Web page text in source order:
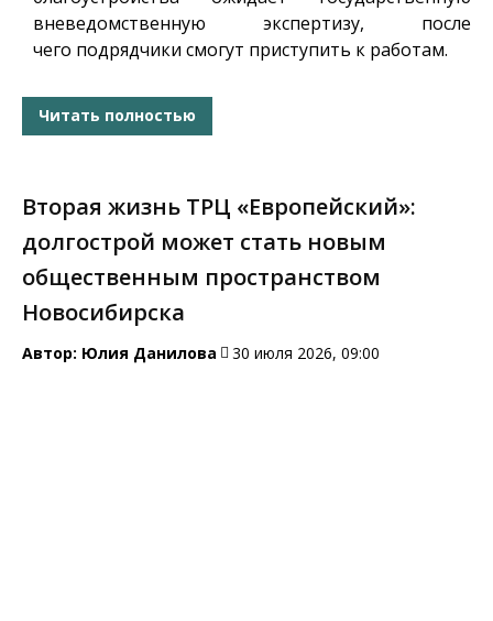
вневедомственную экспертизу, после
чего подрядчики смогут приступить к работам.
Читать полностью
Вторая жизнь ТРЦ «Европейский»:
долгострой может стать новым
общественным пространством
Новосибирска
Автор: Юлия Данилова 30 июля 2026, 09:00